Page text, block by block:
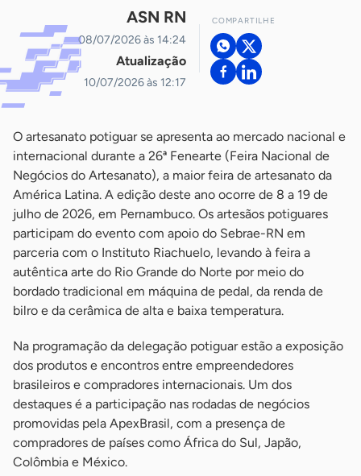
ASN RN
08/07/2026 às 14:24
Atualização
10/07/2026 às 12:17
COMPARTILHE
O artesanato potiguar se apresenta ao mercado nacional e
internacional durante a 26ª Fenearte (Feira Nacional de
Negócios do Artesanato), a maior feira de artesanato da
América Latina. A edição deste ano ocorre de 8 a 19 de
julho de 2026, em Pernambuco. Os artesãos potiguares
participam do evento com apoio do Sebrae-RN em
parceria com o Instituto Riachuelo, levando à feira a
autêntica arte do Rio Grande do Norte por meio do
bordado tradicional em máquina de pedal, da renda de
bilro e da cerâmica de alta e baixa temperatura.
Na programação da delegação potiguar estão a exposição
dos produtos e encontros entre empreendedores
brasileiros e compradores internacionais. Um dos
destaques é a participação nas rodadas de negócios
promovidas pela ApexBrasil, com a presença de
compradores de países como África do Sul, Japão,
Colômbia e México.